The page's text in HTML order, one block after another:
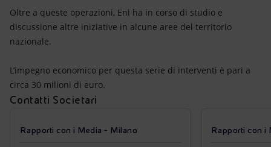
Oltre a queste operazioni, Eni ha in corso di studio e
discussione altre iniziative in alcune aree del territorio
nazionale.
L’impegno economico per questa serie di interventi è pari a
circa 30 milioni di euro.
Contatti Societari
Rapporti con i Media - Milano Rapporti con i